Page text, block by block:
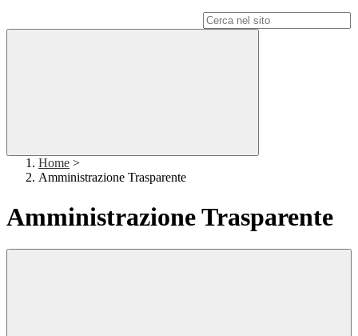
Home >
Amministrazione Trasparente
Amministrazione Trasparente